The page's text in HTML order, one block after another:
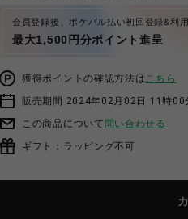
会員登録後、ポケパル払い初回登録&利
最大1,500円分ポイント進呈
獲得ポイントの確認方法はこちら
販売期間 2024年02月02日 11時00
この商品について 問い合わせる
ギフト：ラッピング不可